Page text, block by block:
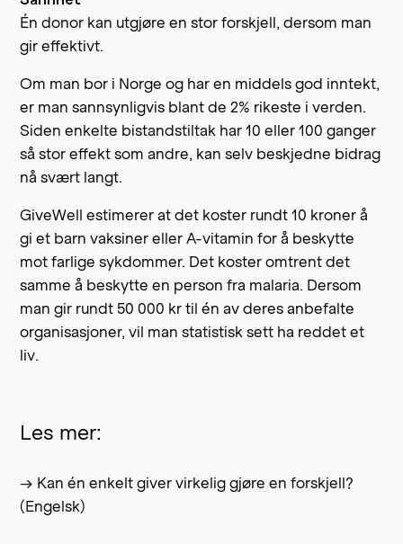
Én donor kan utgjøre en stor forskjell, dersom man
gir effektivt.
Om man bor i Norge og har en middels god inntekt,
er man sannsynligvis blant de 2% rikeste i verden.
Siden enkelte bistandstiltak har 10 eller 100 ganger
så stor effekt som andre, kan selv beskjedne bidrag
nå svært langt.
GiveWell estimerer at det koster rundt 10 kroner å
gi et barn vaksiner eller A-vitamin for å beskytte
mot farlige sykdommer. Det koster omtrent det
samme å beskytte en person fra malaria. Dersom
man gir rundt 50 000 kr til én av deres anbefalte
organisasjoner, vil man statistisk sett ha reddet et
liv.
Les mer:
→ Kan én enkelt giver virkelig gjøre en forskjell?
(Engelsk)